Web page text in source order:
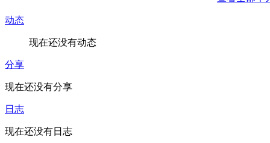
动态
现在还没有动态
分享
现在还没有分享
日志
现在还没有日志